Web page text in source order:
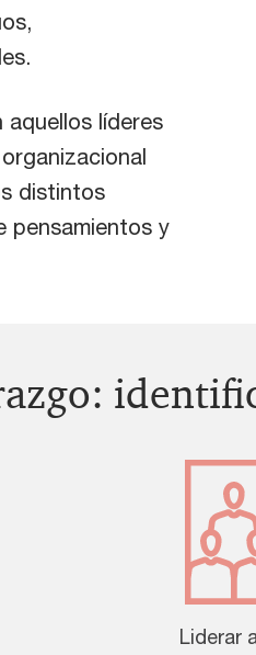
aquellos líderes
distintos
pensamientos y
Liderar